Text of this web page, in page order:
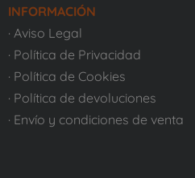
INFORMACIÓN
· Aviso Legal
· Política de Privacidad
· Política de Cookies
· Política de devoluciones
· Envío y condiciones de venta